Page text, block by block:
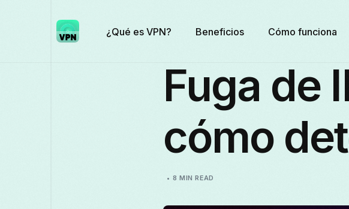
¿Qué es VPN? Beneficios Cómo funciona
Fuga de
cómo
8 MIN READ